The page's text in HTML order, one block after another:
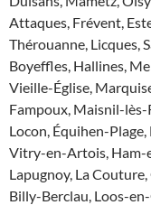
Attaques, Frévent,
Thérouanne, Licques,
Boyeffles, Hallines,
Vieille-Église,
Fampoux, Maisnil-
Locon, Équihen-
Vitry-en-Artois, Ham-
Lapugnoy, La
Billy-Berclau, Loos-